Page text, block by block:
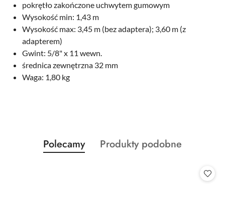
pokrętło zakończone uchwytem gumowym
Wysokość min: 1,43 m
Wysokość max: 3,45 m (bez adaptera); 3,60 m (z
adapterem)
Gwint: 5/8" x 11 wewn.
średnica zewnętrzna 32 mm
Waga: 1,80 kg
Pomiń karuzelę produktów
Produkty
o
Polecamy
Produkty
Produkty podobne